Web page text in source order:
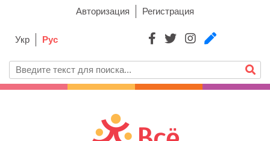
Авторизация Регистрация
Укр Рус